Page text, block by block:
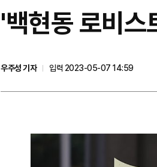
'백현동 로비
우주성 기자
입력 2023-05-07 14:59